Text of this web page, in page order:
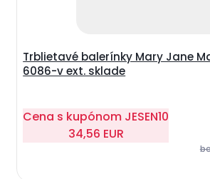
Trblietavé balerínky Mary Jane
6086-v ext. sklade
Cena s kupónom JESEN10
34,56 EUR